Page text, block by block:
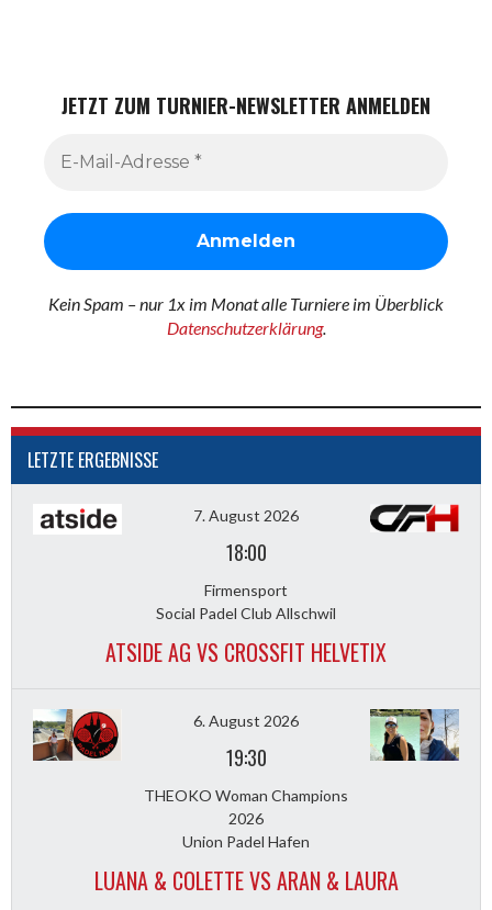
JETZT ZUM TURNIER-NEWSLETTER ANMELDEN
Kein Spam – nur 1x im Monat alle Turniere im Überblick
Datenschutzerklärung.
LETZTE ERGEBNISSE
7. August 2026
18:00
Firmensport
Social Padel Club Allschwil
ATSIDE AG VS CROSSFIT HELVETIX
6. August 2026
19:30
THEOKO Woman Champions
2026
Union Padel Hafen
LUANA & COLETTE VS ARAN & LAURA